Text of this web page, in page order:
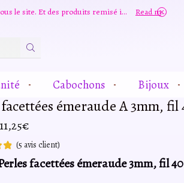
Grande promotion d'été -20% sur tous le site. Et des produits remisé indépendamment Read more
Cabochons Bijoux
émeraude A 3mm, fil
Le
:
11,25€
prix
actuel
est :
(5 avis client)
facettées émeraude 3mm, fil